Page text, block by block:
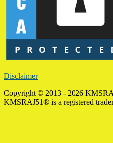
Disclaimer
Copyright © 2013 - 2026
KMSRAJ51® is a registered